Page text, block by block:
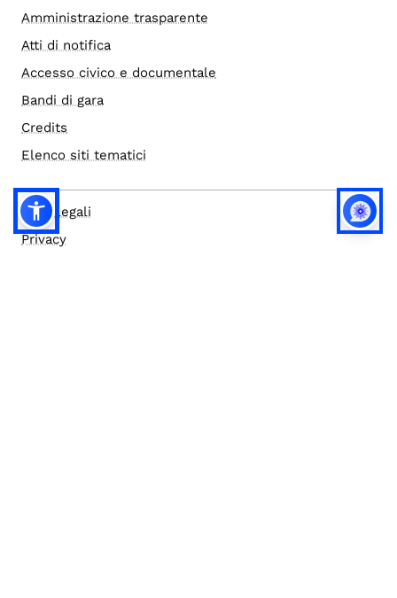
Amministrazione trasparente
Atti di notifica
Accesso civico e documentale
Bandi di gara
Credits
Elenco siti tematici
Note legali
Privacy